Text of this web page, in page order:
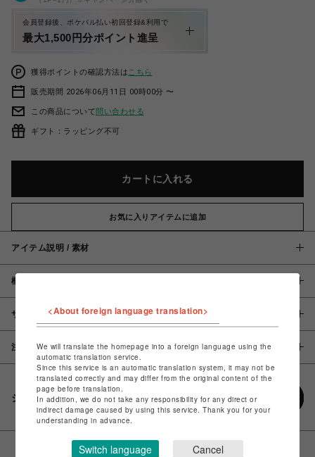
会員登録後、ポケパル払い初回登録&利用で
最大1,500円分ポイント進呈
獲得ポイントの確認方法は こちら
販売期間 2026年06月11日 00時00分 〜
この商品について問い合わせる
ギフト：ラッピング不可
カートに入れる
お気に入りアイテムに追加
アイテム説明 / 素材
概要
サイズ
注意事項
シェアする
<About foreign language translation>
We will translate the homepage into a foreign language using the
automatic translation service.
Since this service is an automatic translation system, it may not be
translated correctly and may differ from the original content of the
page before translation.
In addition, we do not take any responsibility for any direct or
indirect damage caused by using this service. Thank you for your
understanding in advance.
Switch language Cancel